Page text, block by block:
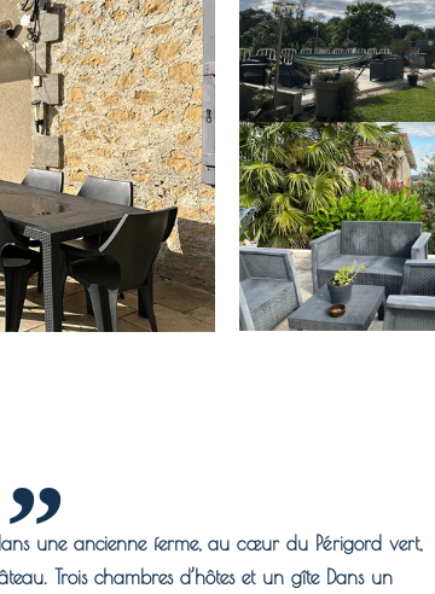
une ancienne ferme, au cœur du Périgord vert,
Trois chambres d’hôtes et un gîte Dans un